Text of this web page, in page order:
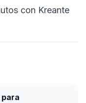
con Kreante